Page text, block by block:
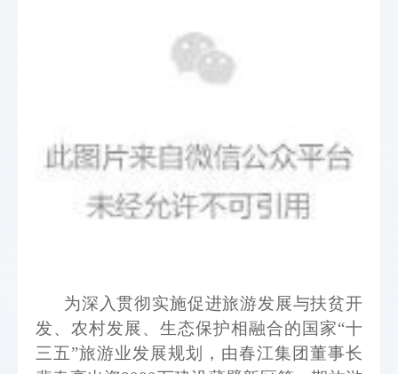
为深入贯彻实施促进旅游发展与扶贫开
发、农村发展、生态保护相融合的国家“十
三五”旅游业发展规划，由春江集团董事长